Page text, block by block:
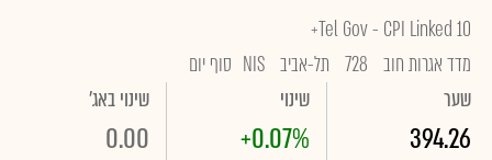
Tel Gov - CPI Linked 10+
מדד אגרות חוב 728 תל-אביב NIS סוף יום
שער
394.26
שינוי
+0.07%
שינוי באג'
0.00